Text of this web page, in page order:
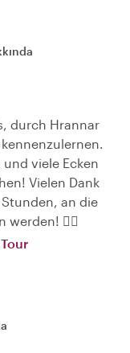
durch Hrannar
viele Ecken
Vielen Dank
an die
👍🏻